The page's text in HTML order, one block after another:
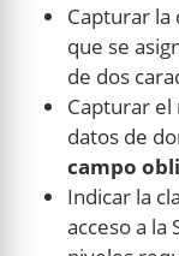
Capturar la
que se
de dos
Capturar el
datos de
campo
Indicar la
acceso a la